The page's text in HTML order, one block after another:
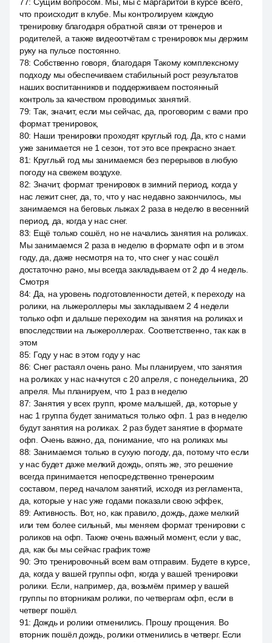
что происходит в клубе. Мы контролируем каждую
тренировку благодаря обратной связи от тренеров и
родителей, а также видеоотчётам с тренировок мы держим
руку на пульсе постоянно.
78: Собственно говоря, благодаря Такому комплексному
подходу мы обеспечиваем стабильный рост результатов
наших воспитанников и поддерживаем постоянный
контроль за качеством проводимых занятий.
79: Так, значит, если мы сейчас, да, проговорим с вами про
формат тренировок,
80: Наши тренировки проходят круглый год. Да, кто с нами
уже занимается не 1 сезон, тот это все прекрасно знает.
81: Круглый год мы занимаемся без перерывов в любую
погоду на свежем воздухе.
82: Значит, формат тренировок в зимний период, когда у
нас лежит снег, да, то, что у нас недавно закончилось, мы
занимаемся на беговых лыжах 2 раза в неделю в весенний
период, да, когда у нас снег.
83: Ещё только сошёл, но не начались занятия на роликах.
Мы занимаемся 2 раза в неделю в формате офп и в этом
году, да, даже несмотря на то, что снег у нас сошёл
достаточно рано, мы всегда закладываем от 2 до 4 недель.
Смотря
84: Да, на уровень подготовленности детей, к переходу на
ролики, на лыжероллеры мы закладываем 2 4 недели
только офп и дальше переходим на занятия на роликах и
впоследствии на лыжероллерах. Соответственно, так как в
этом
85: Году у нас в этом году у нас
86: Снег растаял очень рано. Мы планируем, что занятия
на роликах у нас начнутся с 20 апреля, с понедельника, 20
апреля. Мы планируем, что 1 раз в неделю
87: Занятия у всех групп, кроме малышей, да, которые у
нас 1 группа будет заниматься только офп. 1 раз в неделю
будут занятия на роликах. 2 раз будет занятие в формате
офп. Очень важно, да, понимание, что на роликах мы
88: Занимаемся только в сухую погоду, да, потому что если
у нас будет даже мелкий дождь, опять же, это решение
всегда принимается непосредственно тренерским
составом, перед началом занятий, исходя из регламента,
да, которые у нас уже годами показали свою эффек,
89: Активность. Вот, но, как правило, дождь, даже мелкий
или тем более сильный, мы меняем формат тренировки с
роликов на офп. Также очень важный момент, если у вас,
да, как бы мы сейчас график тоже
90: Это тренировочный всем вам отправим. Будете в курсе,
да, когда у вашей группы офп, когда у вашей тренировки
ролики. Если, например, да, возьмём пример у вашей
группы по вторникам ролики, по четвергам офп, если в
четверг пошёл.
91: Дождь и ролики отменились. Прошу прощения. Во
вторник пошёл дождь, ролики отменились в четверг. Если